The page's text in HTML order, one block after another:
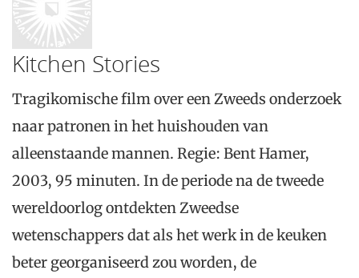
Kitchen Stories
Tragikomische film over een Zweeds onderzoek
naar patronen in het huishouden van
alleenstaande mannen. Regie: Bent Hamer,
2003, 95 minuten. In de periode na de tweede
wereldoorlog ontdekten Zweedse
wetenschappers dat als het werk in de keuken
beter georganiseerd zou worden, de